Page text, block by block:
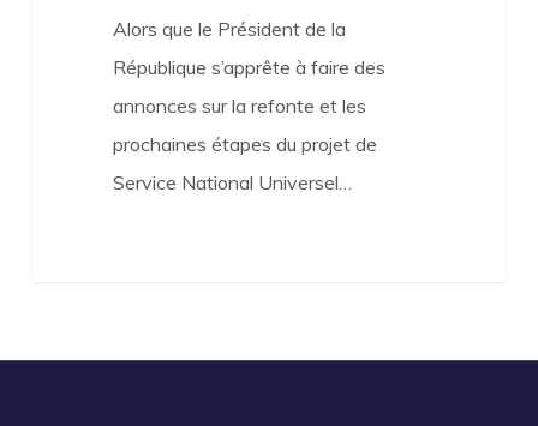
Alors que le Président de la
République s’apprête à faire des
annonces sur la refonte et les
prochaines étapes du projet de
Service National Universel…